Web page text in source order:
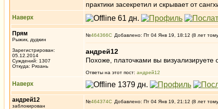
практики засекретил и скрывает от
Наверх
Прям
Рыжик, дудкин
Зарегистрирован:
05.12.2014
Суждений: 1307
Откуда: Рязань
№464366 Добавлено: Пт 04 Янв 19, 18:12 (8 лет
андрей12
Похоже, платочками вы
Ответы на этот пост: андрей12
Наверх
андрей12
заблокирован
№464374 Добавлено: Пт 04 Янв 19, 21:12 (8 лет